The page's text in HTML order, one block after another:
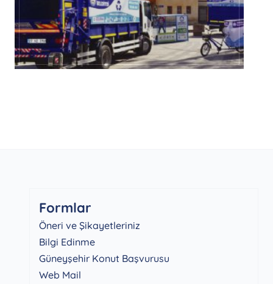
Formlar
Öneri ve Şikayetleriniz
Bilgi Edinme
Güneyşehir Konut Başvurusu
Web Mail